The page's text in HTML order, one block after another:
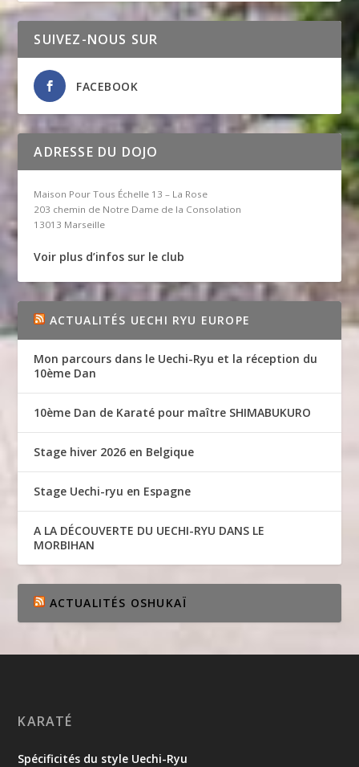
SUIVEZ-NOUS SUR
FACEBOOK
ADRESSE DU DOJO
Maison Pour Tous Échelle 13 – La Rose
203 chemin de Notre Dame de la Consolation
13013 Marseille
Voir plus d’infos sur le club
ACTUALITÉS UECHI RYU EUROPE
Mon parcours dans le Uechi-Ryu et la réception du
10ème Dan
10ème Dan de Karaté pour maître SHIMABUKURO
Stage hiver 2026 en Belgique
Stage Uechi-ryu en Espagne
A LA DÉCOUVERTE DU UECHI-RYU DANS LE
MORBIHAN
ACTUALITÉS OSHUKAÏ
KARATÉ
Spécificités du style Uechi-Ryu